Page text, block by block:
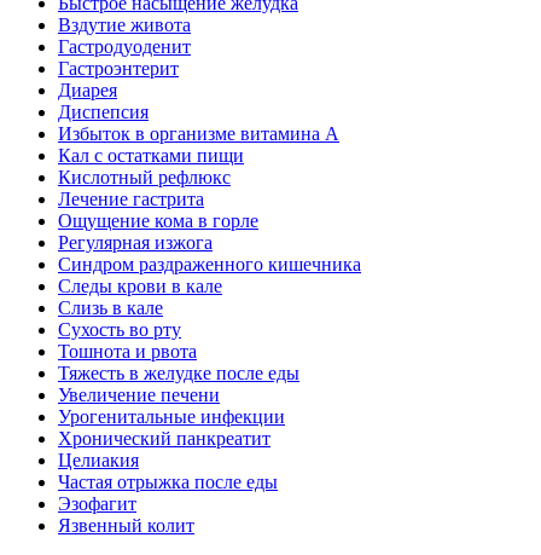
Вздутие живота
Гастродуоденит
Гастроэнтерит
Диарея
Диспепсия
Избыток в организме витамина А
Кал с остатками пищи
Кислотный рефлюкс
Лечение гастрита
Ощущение кома в горле
Регулярная изжога
Синдром раздраженного кишечника
Следы крови в кале
Слизь в кале
Сухость во рту
Тошнота и рвота
Тяжесть в желудке после еды
Увеличение печени
Урогенитальные инфекции
Хронический панкреатит
Целиакия
Частая отрыжка после еды
Эзофагит
Язвенный колит